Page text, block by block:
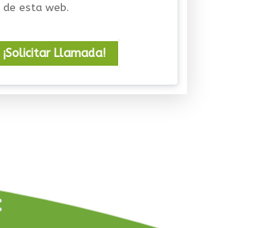
Un viaje que deja huella
08/07/2026
de esta web.
¡Solicitar Llamada!